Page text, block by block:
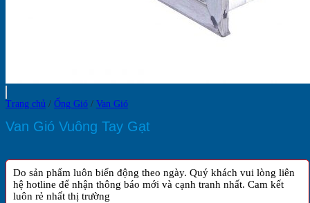
Trang chủ / Ống Gió / Van Gió
Van Gió Vuông Tay Gạt
Do sản phẩm luôn biến động theo ngày. Quý khách vui lòng liên
hệ hotline để nhận thông báo mới và cạnh tranh nhất. Cam kết
luôn rẻ nhất thị trường